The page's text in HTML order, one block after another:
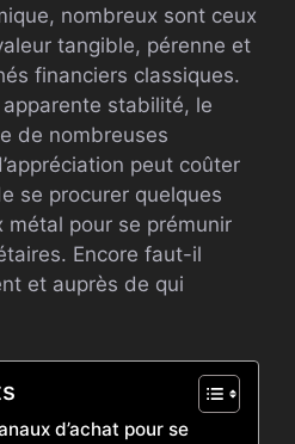
nombreux sont ceux
tangible, pérenne et
financiers classiques.
stabilité, le
de nombreuses
peut coûter
se procurer quelques
métal pour se prémunir
Encore faut-il
et auprès de qui
d’achat pour se